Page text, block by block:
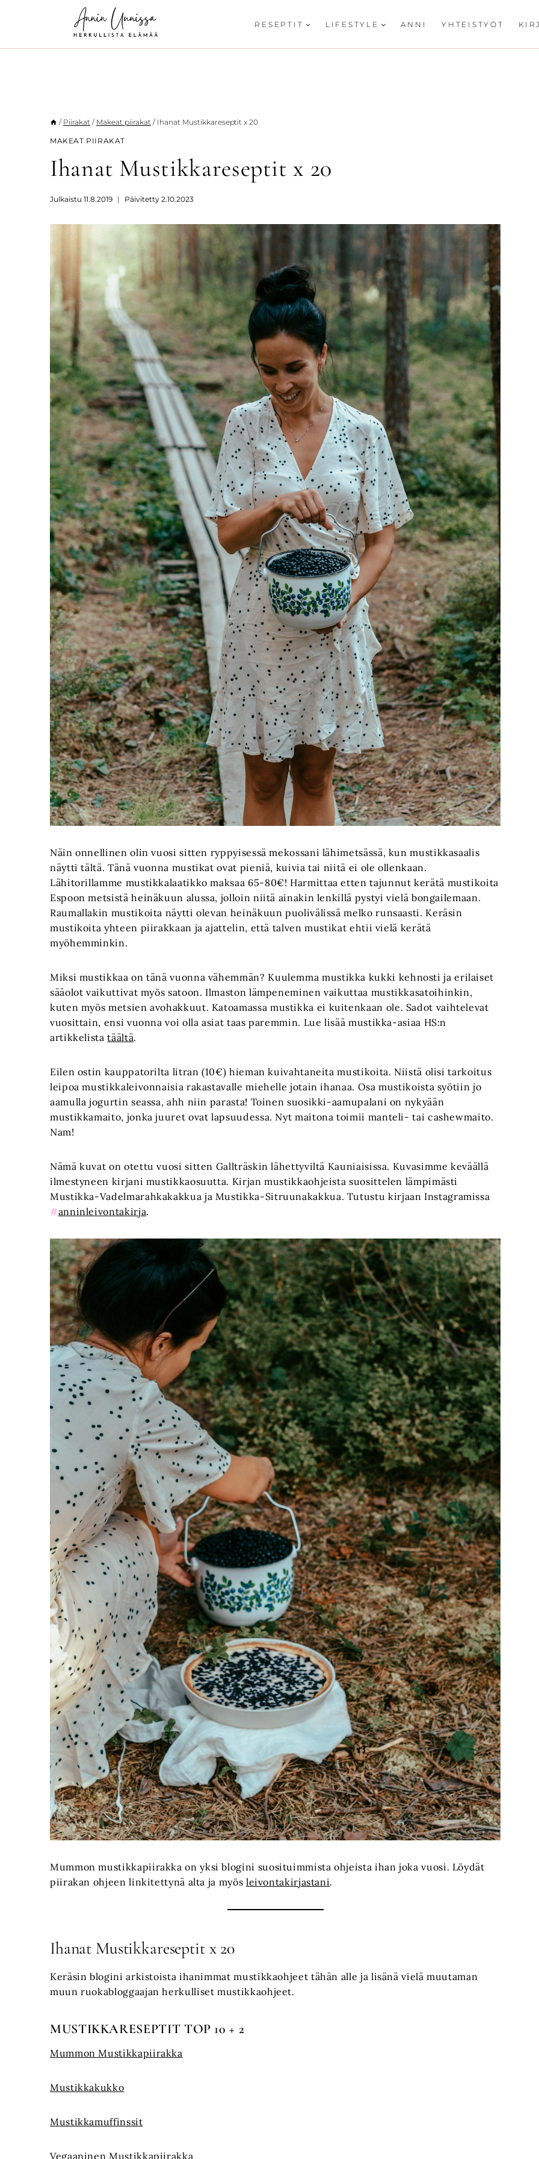
RESEPTIT LIFESTYLE ANNI YHTEISTYÖT
/ Piirakat / Makeat piirakat / Ihanat Mustikkareseptit x 20
MAKEAT PIIRAKAT
Ihanat Mustikkareseptit x 20
Julkaistu 11.8.2019 Päivitetty 2.10.2023
Näin onnellinen olin vuosi sitten ryppyisessä mekossani lähimetsässä, kun mustikkasaalis
näytti tältä. Tänä vuonna mustikat ovat pieniä, kuivia tai niitä ei ole ollenkaan.
Lähitorillamme mustikkalaatikko maksaa 65-80€! Harmittaa etten tajunnut kerätä mustikoita
Espoon metsistä heinäkuun alussa, jolloin niitä ainakin lenkillä pystyi vielä bongailemaan.
Raumallakin mustikoita näytti olevan heinäkuun puolivälissä melko runsaasti. Keräsin
mustikoita yhteen piirakkaan ja ajattelin, että talven mustikat ehtii vielä kerätä
myöhemminkin.
Miksi mustikkaa on tänä vuonna vähemmän? Kuulemma mustikka kukki kehnosti ja erilaiset
sääolot vaikuttivat myös satoon. Ilmaston lämpeneminen vaikuttaa mustikkasatoihinkin,
kuten myös metsien avohakkuut. Katoamassa mustikka ei kuitenkaan ole. Sadot vaihtelevat
vuosittain, ensi vuonna voi olla asiat taas paremmin. Lue lisää mustikka-asiaa HS:n
artikkelistatäältä.
Eilen ostin kauppatorilta litran (10€) hieman kuivahtaneita mustikoita. Niistä olisi tarkoitus
leipoa mustikkaleivonnaisia rakastavalle miehelle jotain ihanaa. Osa mustikoista syötiin jo
aamulla jogurtin seassa, ahh niin parasta! Toinen suosikki-aamupalani on nykyään
mustikkamaito, jonka juuret ovat lapsuudessa. Nyt maitona toimii manteli- tai cashewmaito.
Nam!
Nämä kuvat on otettu vuosi sitten Gallträskin lähettyviltä Kauniaisissa. Kuvasimme keväällä
ilmestyneen kirjani mustikkaosuutta. Kirjan mustikkaohjeista suosittelen lämpimästi
Mustikka-Vadelmarahkakakkua ja Mustikka-Sitruunakakkua. Tutustu kirjaan Instagramissa
#anninleivontakirja.
Mummon mustikkapiirakka on yksi blogini suosituimmista ohjeista ihan joka vuosi. Löydät
piirakan ohjeen linkitettynä alta ja myös leivontakirjastani.
Ihanat Mustikkareseptit x 20
Keräsin blogini arkistoista ihanimmat mustikkaohjeet tähän alle ja lisänä vielä muutaman
muun ruokabloggaajan herkulliset mustikkaohjeet.
MUSTIKKARESEPTIT TOP 10 + 2
Mummon Mustikkapiirakka
Mustikkakukko
Mustikkamuffinssit
Vegaaninen Mustikkapiirakka